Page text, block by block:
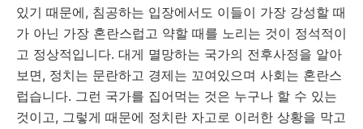
있기 때문에, 침공하는 입장에서도 이들이 가장 강성할 때
가 아닌 가장 혼란스럽고 약할 때를 노리는 것이 정석적이
고 정상적입니다. 대게 멸망하는 국가의 전후사정을 알아
보면, 정치는 문란하고 경제는 꼬여있으며 사회는 혼란스
럽습니다. 그런 국가를 집어먹는 것은 누구나 할 수 있는
것이고, 그렇게 때문에 정치란 자고로 이러한 상황을 막고